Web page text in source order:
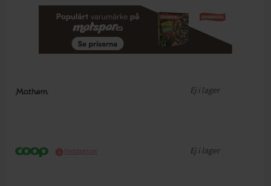
Ej i lager
Webbpriser Ej i lager